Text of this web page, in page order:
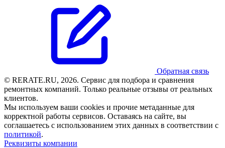
Обратная связь
© RERATE.RU, 2026. Сервис для подбора и сравнения
ремонтных компаний. Только реальные отзывы от реальных
клиентов.
Мы используем ваши cookies и прочие метаданные для
корректной работы сервисов. Оставаясь на сайте, вы
соглашаетесь с использованием этих данных в соответствии с
политикой.
Реквизиты компании